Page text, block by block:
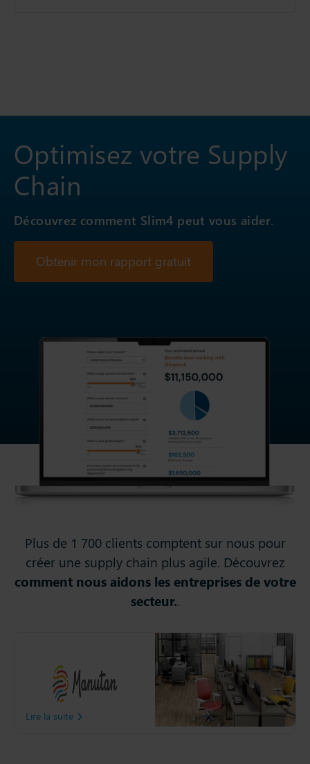
Optimisez votre Supply
Chain
Découvrez comment Slim4 peut vous aider.
Obtenir mon rapport gratuit
Plus de 1 700 clients comptent sur nous pour
créer une supply chain plus agile. Découvrez
comment nous aidons les entreprises de votre
secteur..
Découvrez comment
Manutan à optimisé sa
Supply Chain grâce à Slim4.
Lire la suite